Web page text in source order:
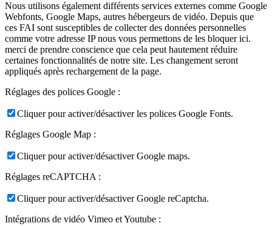
Nous utilisons également différents services externes comme Google
Webfonts, Google Maps, autres hébergeurs de vidéo. Depuis que
ces FAI sont susceptibles de collecter des données personnelles
comme votre adresse IP nous vous permettons de les bloquer ici.
merci de prendre conscience que cela peut hautement réduire
certaines fonctionnalités de notre site. Les changement seront
appliqués après rechargement de la page.
Réglages des polices Google :
Cliquer pour activer/désactiver les polices Google Fonts.
Réglages Google Map :
Cliquer pour activer/désactiver Google maps.
Réglages reCAPTCHA :
Cliquer pour activer/désactiver Google reCaptcha.
Intégrations de vidéo Vimeo et Youtube :